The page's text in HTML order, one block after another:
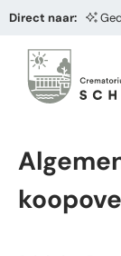
Direct naar: